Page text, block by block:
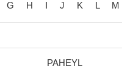
G H I J K L M
PAHEYL